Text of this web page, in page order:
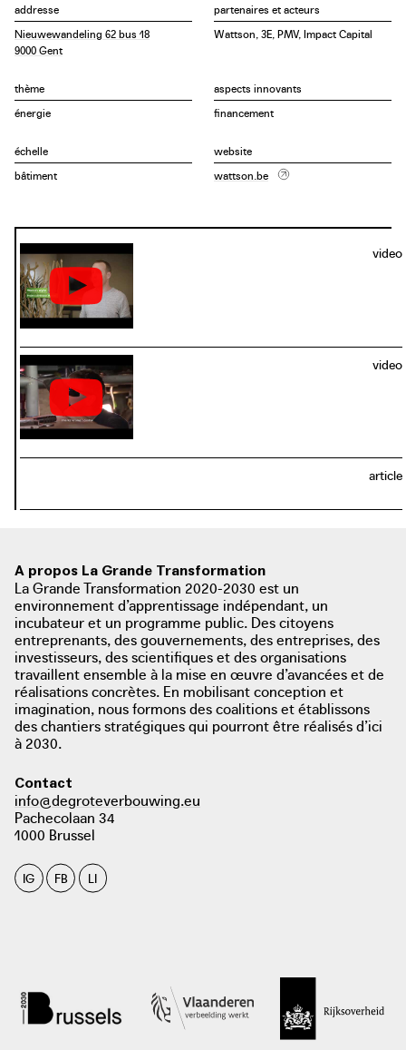
d’unités de cogénération, de pompes à chaleur ou de
chaudières à granulés ou encore élaboration d’un nouveau
plan d’éclairage. Même une fois le projet achevé, la mise
au point constante et la maintenance performante
garantissent les économies promises. Les propriétaires
d’une réduction de leur facture énergétique, d’une
amélioration de leur confort de vie et d’une augmentation
addresse
Nieuwewandeling 62 bus 18
9000 Gent
partenaires et acteurs
Wattson, 3E, PMV, Impact Capital
thème
énergie
aspects innovants
financement
échelle
bâtiment
website
wattson.be
video
photo: Kanaal Z, 2021
video
article
photo: Belga. Metrotime, 2019
nl.metrotime.be
A propos La Grande Transformation
La Grande Transformation 2020-2030 est un
environnement d’apprentissage indépendant, un
incubateur et un programme public. Des citoyens
entreprenants, des gouvernements, des entreprises, des
investisseurs, des scientifiques et des organisations
travaillent ensemble à la mise en œuvre d’avancées et de
réalisations concrètes. En mobilisant conception et
imagination, nous formons des coalitions et établissons
des chantiers stratégiques qui pourront être réalisés d’ici
à 2030.
Contact
info@degroteverbouwing.eu
Pachecolaan 34
1000 Brussel
IG FB LI